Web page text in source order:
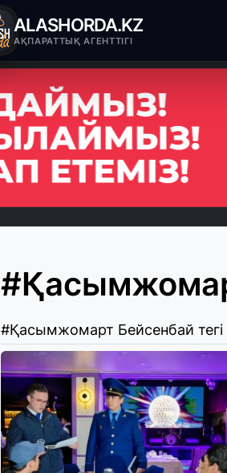
ALASHORDA.KZ
АҚПАРАТТЫҚ АГЕНТТІГІ
#Қасымжомарт Бейсенбай